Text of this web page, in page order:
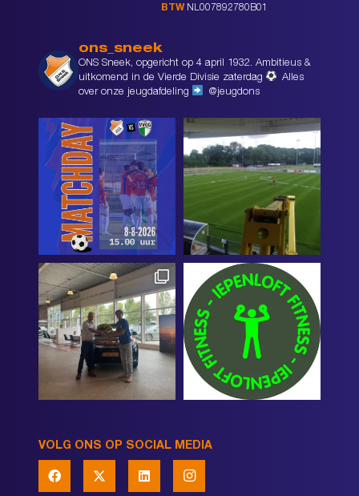
BTW NL007892780B01
ons_sneek
ONS Sneek, opgericht op 4 april 1932. Ambitieus &
uitkomend in de Vierde Divisie zaterdag
Alles
over onze jeugdafdeling
@jeugdons
VOLG ONS OP SOCIAL MEDIA